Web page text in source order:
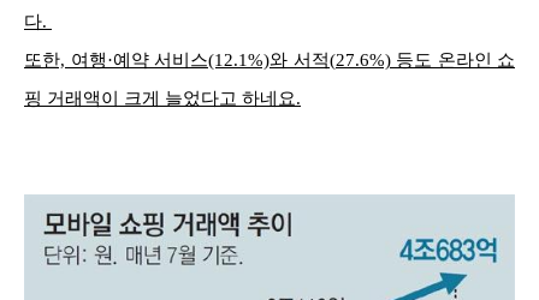
다.
또한, 여행·예약 서비스(12.1%)와 서적(27.6%) 등도 온라인 쇼
핑 거래액이 크게 늘었다고 하네요.